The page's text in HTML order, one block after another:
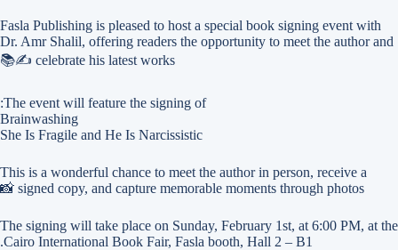
Fasla Publishing is pleased to host a special book signing event with
Dr. Amr Shalil, offering readers the opportunity to meet the author and
celebrate his latest works ✍️📚
The event will feature the signing of:
Brainwashing
She Is Fragile and He Is Narcissistic
This is a wonderful chance to meet the author in person, receive a
signed copy, and capture memorable moments through photos 📸
The signing will take place on Sunday, February 1st, at 6:00 PM, at the
Cairo International Book Fair, Fasla booth, Hall 2 – B1.